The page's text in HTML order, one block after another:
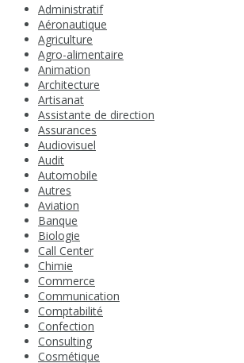
Administratif
Aéronautique
Agriculture
Agro-alimentaire
Animation
Architecture
Artisanat
Assistante de direction
Assurances
Audiovisuel
Audit
Automobile
Autres
Aviation
Banque
Biologie
Call Center
Chimie
Commerce
Communication
Comptabilité
Confection
Consulting
Cosmétique